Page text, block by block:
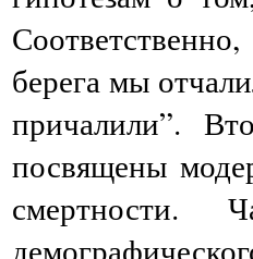
берега мы
причалили”.
посвящены
смертности.